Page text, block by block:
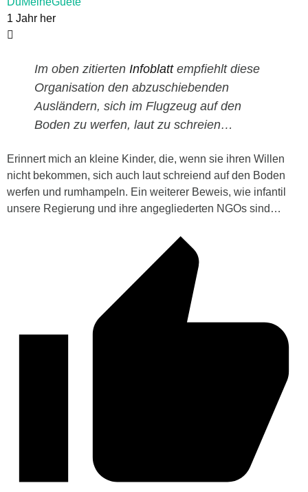
1 Jahr her
Im oben zitierten Infoblattempfiehlt diese
Organisation den abzuschiebenden
Ausländern, sich im Flugzeug auf den
Boden zu werfen, laut zu schreien…
Erinnert mich an kleine Kinder, die, wenn sie ihren Willen
nicht bekommen, sich auch laut schreiend auf den Boden
werfen und rumhampeln. Ein weiterer Beweis, wie infantil
unsere Regierung und ihre angegliederten NGOs sind…